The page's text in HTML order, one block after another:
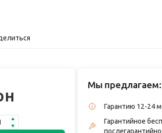
Мы предлагаем:
Гарантию 12-24
Гарантийное